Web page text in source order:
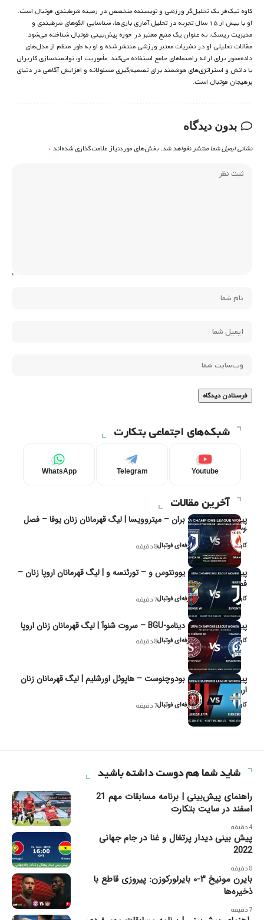
کاوه نیک‌فر یک تحلیل‌گر ورزشی و نویسنده متخصص در زمینه شرط‌بندی فوتبال است.
او با بیش از ۱۵ سال تجربه در تحلیل آماری بازی‌ها، شناسایی الگوهای شرط‌بندی و
مدیریت ریسک، به عنوان یک منبع معتبر در حوزه پیش‌بینی فوتبال شناخته می‌شود.
مقالات تحلیلی او در نشریات معتبر ورزشی منتشر شده و او به طور منظم از مدل‌های
داده‌محور برای ارائه راهنماهای جامع استفاده می‌کند. مأموریت او، توانمندسازی کاربران
با دانش و استراتژی‌های هوشمند برای تصمیم‌گیری مسئولانه و افزایش آگاهی در دنیای
پرهیجان فوتبال است.
بدون دیدگاه
نشانی ایمیل شما منتشر نخواهد شد. بخش‌های موردنیاز علامت‌گذاری شده‌اند*
شبکه‌های اجتماعی بتکارت
Youtube
Telegram
WhatsApp
آخرین مقالات
پیش‌بینی و تحلیل بران – میتروویسا | لیگ قهرمانان زنان یوفا – فصل
۲۰۲۶
کاوه نیک‌فر، تحلیل‌گر حرفه‌ای فوتبال8 دقیقه
پیش‌بینی و تحلیل یوونتوس و – تورئنسه و | لیگ قهرمانان اروپا زنان –
فصل ۲۰۲۶
کاوه نیک‌فر، تحلیل‌گر حرفه‌ای فوتبال7 دقیقه
پیش‌بینی و تحلیل دینامو-BGU – سروت شنوآ | لیگ قهرمانان زنان اروپا
کاوه نیک‌فر، تحلیل‌گر حرفه‌ای فوتبال8 دقیقه
پیش‌بینی و تحلیل بودوچنوست – هاپوئل اورشلیم | لیگ قهرمانان زنان
اروپا
کاوه نیک‌فر، تحلیل‌گر حرفه‌ای فوتبال7 دقیقه
شاید شما هم دوست داشته باشید
راهنمای پیش‌بینی | برنامه مسابقات مهم 21
اسفند در سایت بتکارت
4 دقیقه
پیش بینی دیدار پرتغال و غنا در جام جهانی
2022
8 دقیقه
بایرن مونیخ ۳-۰ بایرلورکوزن: پیروزی قاطع با
ذخیره‌ها
7 دقیقه